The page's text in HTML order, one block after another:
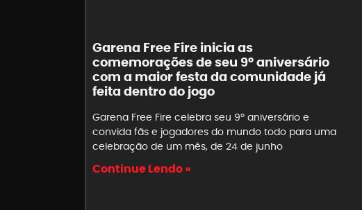
Garena Free Fire inicia as
comemorações de seu 9º aniversário
com a maior festa da comunidade já
feita dentro do jogo
Garena Free Fire celebra seu 9º aniversário e
convida fãs e jogadores do mundo todo para uma
celebração de um mês, de 24 de junho
Continue Lendo »